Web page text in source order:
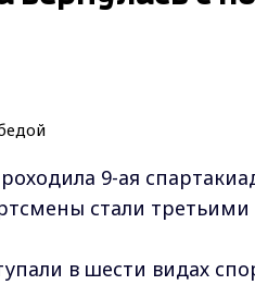
9-ая
стали
в шести видах